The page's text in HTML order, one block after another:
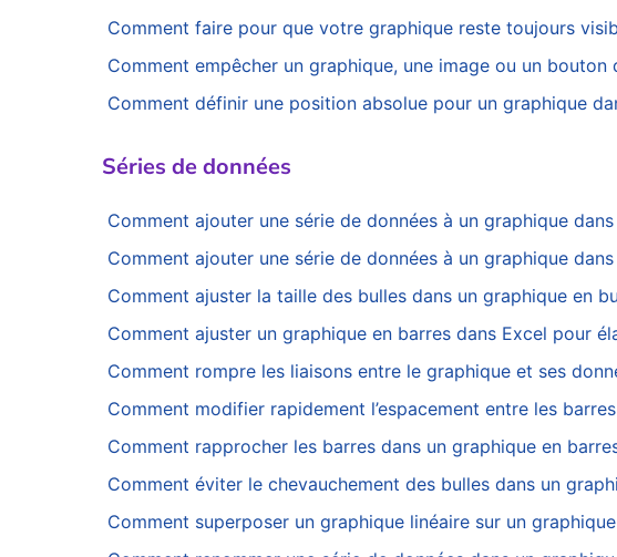
Comment faire pour que votre graphique reste toujours
Comment empêcher un graphique, une image ou un bouton
Comment définir une position absolue pour un graphique
Séries de données
Comment ajouter une série de données à un graphique
Comment ajouter une série de données à un graphique
Comment ajuster la taille des bulles dans un graphique en
Comment ajuster un graphique en barres dans Excel pour
Comment rompre les liaisons entre le graphique et ses
Comment modifier rapidement l’espacement entre les
Comment rapprocher les barres dans un graphique en
Comment éviter le chevauchement des bulles dans un
Comment superposer un graphique linéaire sur un